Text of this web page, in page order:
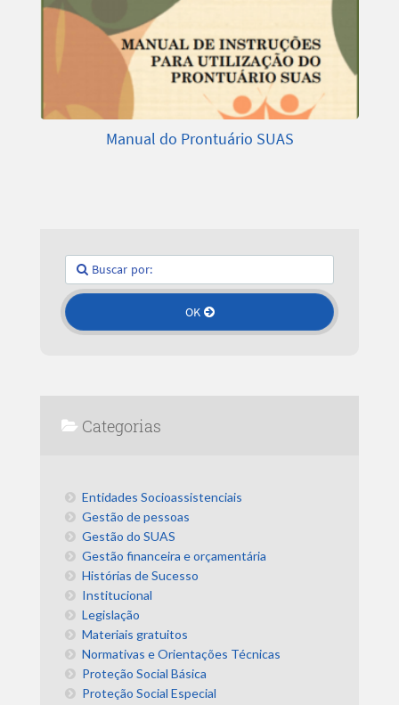
Manual do Prontuário SUAS
Categorias
Entidades Socioassistenciais
Gestão de pessoas
Gestão do SUAS
Gestão financeira e orçamentária
Histórias de Sucesso
Institucional
Legislação
Materiais gratuitos
Normativas e Orientações Técnicas
Proteção Social Básica
Proteção Social Especial